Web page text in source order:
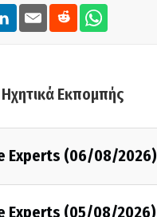
Εκπομπής
Experts (06/08/2026)
Experts (05/08/2026)